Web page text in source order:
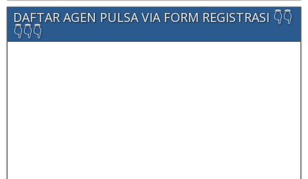
DAFTAR AGEN PULSA VIA FORM REGISTRASI 👇👇
👇👇👇